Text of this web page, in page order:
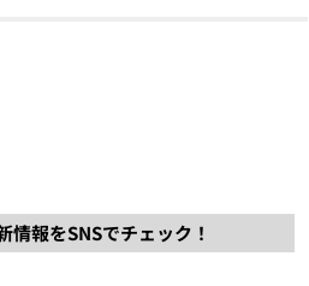
情報をSNSでチェック！